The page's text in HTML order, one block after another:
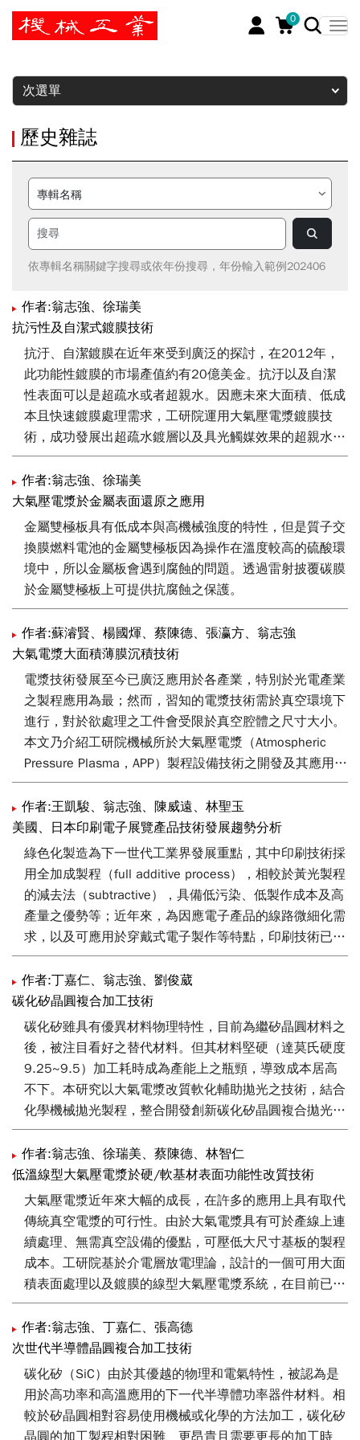
0
暫停
次選單
歷史雜誌
依專輯名稱關鍵字搜尋或依年份搜尋，年份輸入範例202406
作者:翁志強、徐瑞美
抗污性及自潔式鍍膜技術
抗汙、自潔鍍膜在近年來受到廣泛的探討，在2012年，
此功能性鍍膜的市場產值約有20億美金。抗汙以及自潔
性表面可以是超疏水或者超親水。因應未來大面積、低成
本且快速鍍膜處理需求，工研院運用大氣壓電漿鍍膜技
術，成功發展出超疏水鍍層以及具光觸媒效果的超親水二
氧化鈦鍍層，可應用於抗汙以及自潔性應用，例如建築及
建材鍍膜等。
作者:翁志強、徐瑞美
大氣壓電漿於金屬表面還原之應用
金屬雙極板具有低成本與高機械強度的特性，但是質子交
換膜燃料電池的金屬雙極板因為操作在溫度較高的硫酸環
境中，所以金屬板會遇到腐蝕的問題。透過雷射披覆碳膜
於金屬雙極板上可提供抗腐蝕之保護。
作者:蘇濬賢、楊國煇、蔡陳德、張瀛方、翁志強
大氣電漿大面積薄膜沉積技術
電漿技術發展至今已廣泛應用於各產業，特別於光電產業
之製程應用為最；然而，習知的電漿技術需於真空環境下
進行，對於欲處理之工件會受限於真空腔體之尺寸大小。
本文乃介紹工研院機械所於大氣壓電漿（Atmospheric
Pressure Plasma，APP）製程設備技術之開發及其應用，
內容包括大氣壓電漿技術之特色與比較、電漿機構設計與
分析模擬及針對大面積薄膜沉積於光電產業之應用。
作者:王凱駿、翁志強、陳威遠、林聖玉
美國、日本印刷電子展覽產品技術發展趨勢分析
綠色化製造為下一世代工業界發展重點，其中印刷技術採
用全加成製程（full additive process），相較於黃光製程
的減去法（subtractive），具備低污染、低製作成本及高
產量之優勢等；近年來，為因應電子產品的線路微細化需
求，以及可應用於穿戴式電子製作等特點，印刷技術已應
用於觸控感測元件、透明導電層、軟性印刷電路板、被動
元件製作，及微組裝（micro assembly）。本文將針對美
國、日本相關展覽（IDTechEx 2014, Finetech 2015,
Printed Electronics 2015）中印刷電子技術發展現況及其
應用進行介紹。
作者:丁嘉仁、翁志強、劉俊葳
碳化矽晶圓複合加工技術
碳化矽雖具有優異材料物理特性，目前為繼矽晶圓材料之
後，被注目看好之替代材料。但其材料堅硬（達莫氏硬度
9.25~9.5）加工耗時成為產能上之瓶頸，導致成本居高
不下。本研究以大氣電漿改質軟化輔助拋光之技術，結合
化學機械拋光製程，整合開發創新碳化矽晶圓複合拋光技
術，達到加速4吋碳化矽晶圓拋光製程之移除效率，並提
升基板之表面拋光品質。
作者:翁志強、徐瑞美、蔡陳德、林智仁
低溫線型大氣壓電漿於硬/軟基材表面功能性改質技術
大氣壓電漿近年來大幅的成長，在許多的應用上具有取代
傳統真空電漿的可行性。由於大氣電漿具有可於產線上連
續處理、無需真空設備的優點，可壓低大尺寸基板的製程
成本。工研院基於介電層放電理論，設計的一個可用大面
積表面處理以及鍍膜的線型大氣壓電漿系統，在目前已實
施於多項應用。在本文中，將介紹利用線型大氣壓電漿作
為聚對苯二甲酸乙二酯(PET)表面親水處理、表面有機汙
染物清除以及製備矽基薄膜的應用案例。
作者:翁志強、丁嘉仁、張高德
次世代半導體晶圓複合加工技術
碳化矽（SiC）由於其優越的物理和電氣特性，被認為是
用於高功率和高溫應用的下一代半導體功率器件材料。相
較於矽晶圓相對容易使用機械或化學的方法加工，碳化矽
晶圓的加工製程相對困難、更昂貴且需要更長的加工時